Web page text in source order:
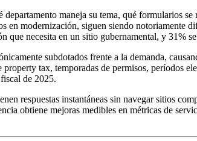
maneja su tema, qué formularios
en modernización, siguen siendo
que necesita en un sitio gubernamental, y 31%
subdotados frente a la demanda,
tax, temporadas de permisos, períodos
de 2025.
respuestas instantáneas sin navegar sitios
obtiene mejoras medibles en métricas de